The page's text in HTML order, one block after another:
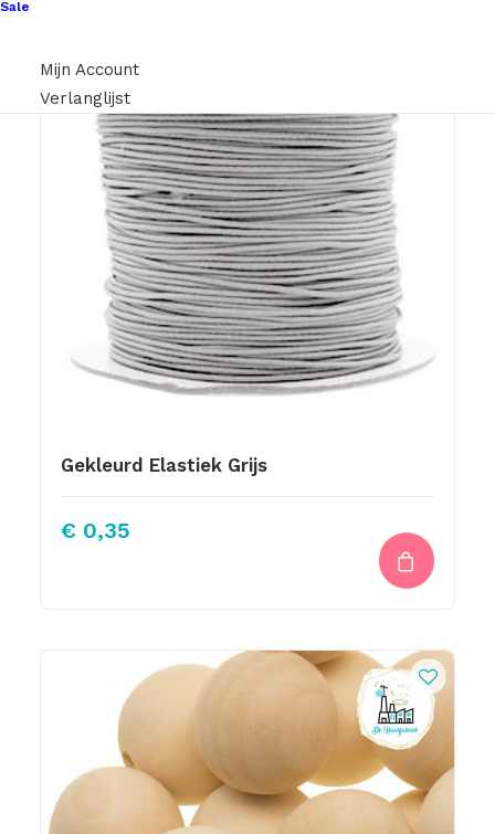
Sale
Mijn Account
Verlanglijst
Gekleurd Elastiek Grijs
€ 0,35